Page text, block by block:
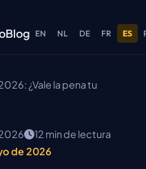
Blog EN NL DE FR ES
¿Vale la pena tu
12 min de lectura
de 2026